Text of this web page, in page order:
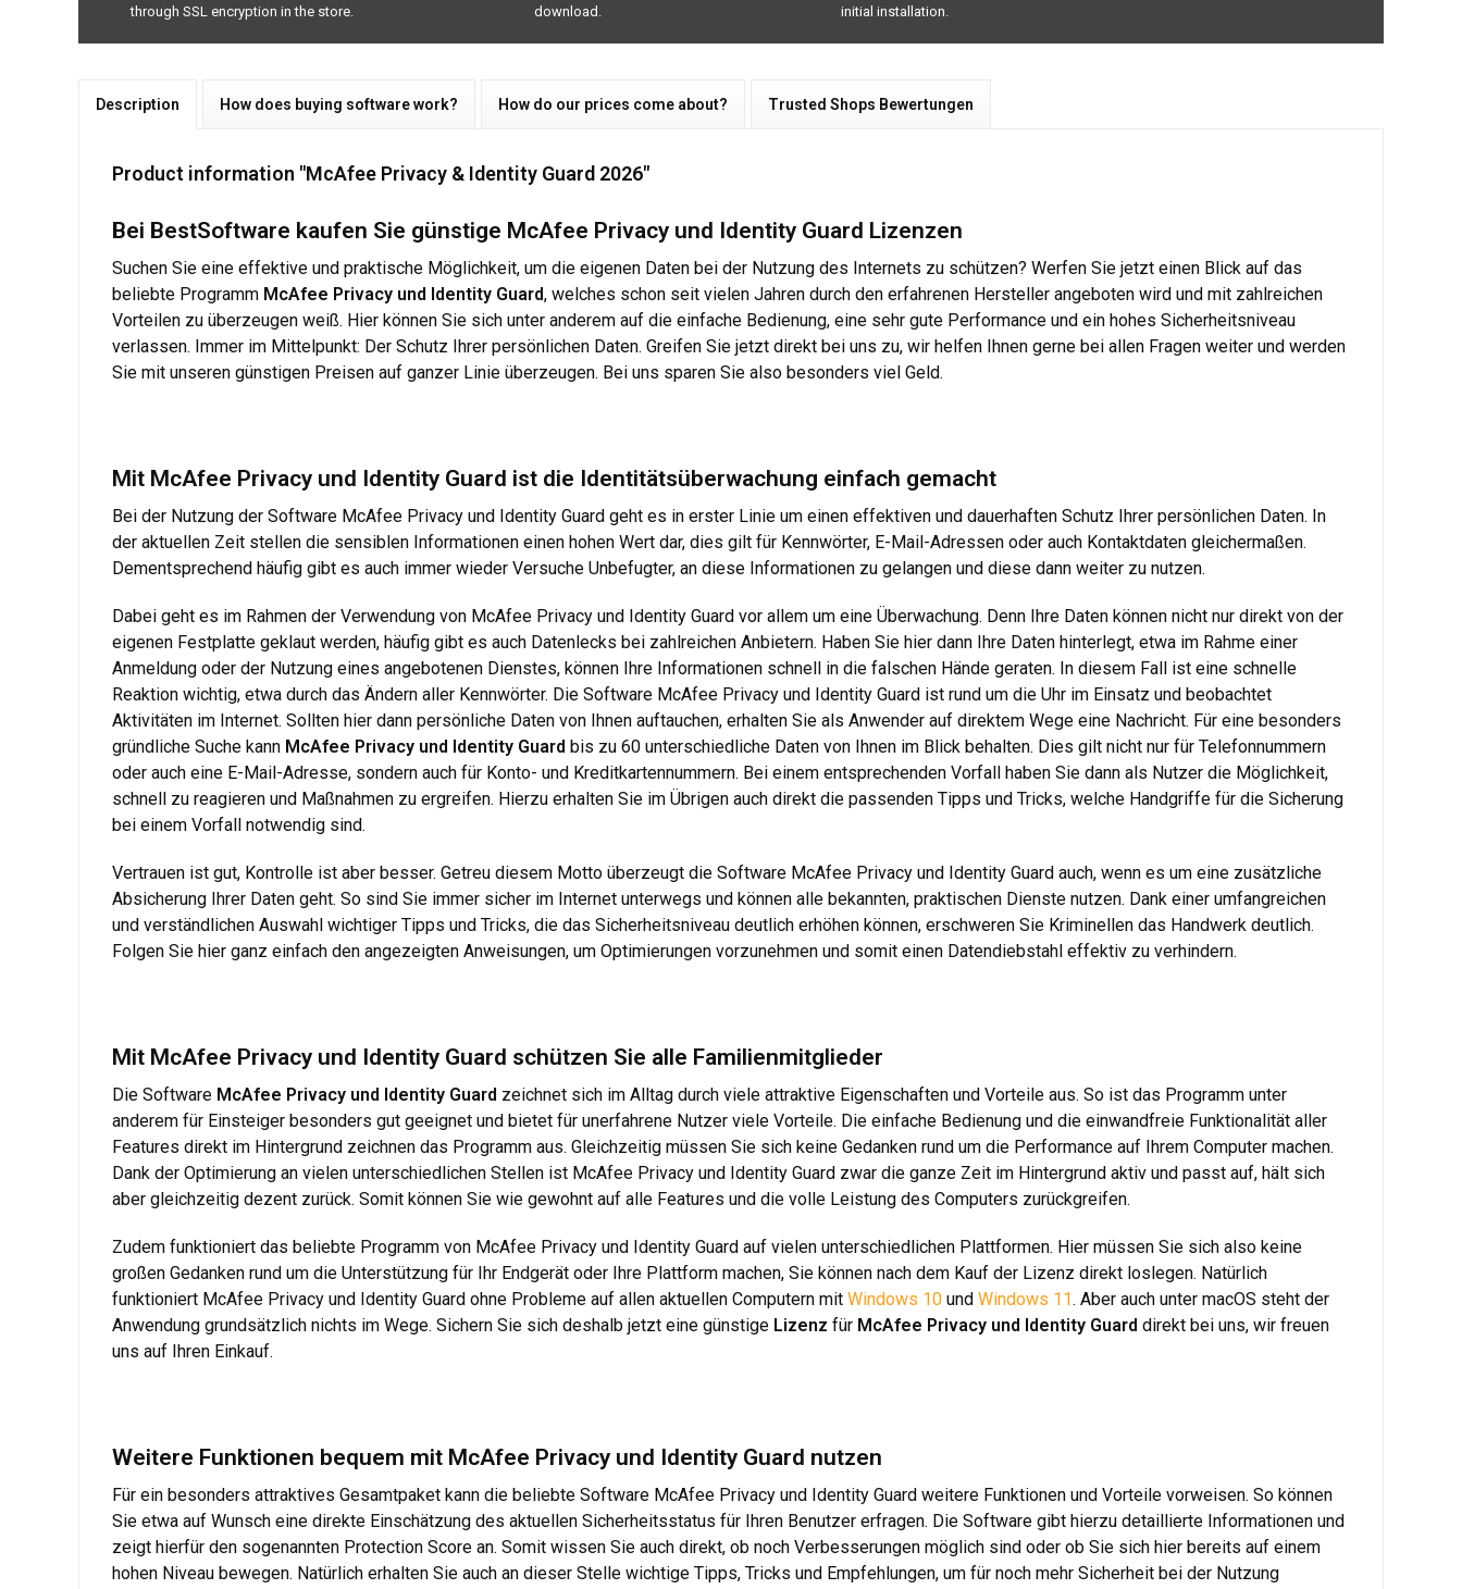
through SSL encryption in the store.
download.
initial installation.
Description How does buying software work? How do our prices come about? Trusted Shops Bewertungen
Product information "McAfee Privacy & Identity Guard 2026"
Bei BestSoftware kaufen Sie günstige McAfee Privacy und Identity Guard Lizenzen
Suchen Sie eine effektive und praktische Möglichkeit, um die eigenen Daten bei der Nutzung des Internets zu schützen? Werfen Sie jetzt einen Blick auf das
beliebte Programm McAfee Privacy und Identity Guard, welches schon seit vielen Jahren durch den erfahrenen Hersteller angeboten wird und mit zahlreichen
Vorteilen zu überzeugen weiß. Hier können Sie sich unter anderem auf die einfache Bedienung, eine sehr gute Performance und ein hohes Sicherheitsniveau
verlassen. Immer im Mittelpunkt: Der Schutz Ihrer persönlichen Daten. Greifen Sie jetzt direkt bei uns zu, wir helfen Ihnen gerne bei allen Fragen weiter und werden
Sie mit unseren günstigen Preisen auf ganzer Linie überzeugen. Bei uns sparen Sie also besonders viel Geld.
Mit McAfee Privacy und Identity Guard ist die Identitätsüberwachung einfach gemacht
Bei der Nutzung der Software McAfee Privacy und Identity Guard geht es in erster Linie um einen effektiven und dauerhaften Schutz Ihrer persönlichen Daten. In
der aktuellen Zeit stellen die sensiblen Informationen einen hohen Wert dar, dies gilt für Kennwörter, E-Mail-Adressen oder auch Kontaktdaten gleichermaßen.
Dementsprechend häufig gibt es auch immer wieder Versuche Unbefugter, an diese Informationen zu gelangen und diese dann weiter zu nutzen.
Dabei geht es im Rahmen der Verwendung von McAfee Privacy und Identity Guard vor allem um eine Überwachung. Denn Ihre Daten können nicht nur direkt von der
eigenen Festplatte geklaut werden, häufig gibt es auch Datenlecks bei zahlreichen Anbietern. Haben Sie hier dann Ihre Daten hinterlegt, etwa im Rahme einer
Anmeldung oder der Nutzung eines angebotenen Dienstes, können Ihre Informationen schnell in die falschen Hände geraten. In diesem Fall ist eine schnelle
Reaktion wichtig, etwa durch das Ändern aller Kennwörter. Die Software McAfee Privacy und Identity Guard ist rund um die Uhr im Einsatz und beobachtet
Aktivitäten im Internet. Sollten hier dann persönliche Daten von Ihnen auftauchen, erhalten Sie als Anwender auf direktem Wege eine Nachricht. Für eine besonders
gründliche Suche kann McAfee Privacy und Identity Guard bis zu 60 unterschiedliche Daten von Ihnen im Blick behalten. Dies gilt nicht nur für Telefonnummern
oder auch eine E-Mail-Adresse, sondern auch für Konto- und Kreditkartennummern. Bei einem entsprechenden Vorfall haben Sie dann als Nutzer die Möglichkeit,
schnell zu reagieren und Maßnahmen zu ergreifen. Hierzu erhalten Sie im Übrigen auch direkt die passenden Tipps und Tricks, welche Handgriffe für die Sicherung
bei einem Vorfall notwendig sind.
Vertrauen ist gut, Kontrolle ist aber besser. Getreu diesem Motto überzeugt die Software McAfee Privacy und Identity Guard auch, wenn es um eine zusätzliche
Absicherung Ihrer Daten geht. So sind Sie immer sicher im Internet unterwegs und können alle bekannten, praktischen Dienste nutzen. Dank einer umfangreichen
und verständlichen Auswahl wichtiger Tipps und Tricks, die das Sicherheitsniveau deutlich erhöhen können, erschweren Sie Kriminellen das Handwerk deutlich.
Folgen Sie hier ganz einfach den angezeigten Anweisungen, um Optimierungen vorzunehmen und somit einen Datendiebstahl effektiv zu verhindern.
Mit McAfee Privacy und Identity Guard schützen Sie alle Familienmitglieder
Die Software McAfee Privacy und Identity Guard zeichnet sich im Alltag durch viele attraktive Eigenschaften und Vorteile aus. So ist das Programm unter
anderem für Einsteiger besonders gut geeignet und bietet für unerfahrene Nutzer viele Vorteile. Die einfache Bedienung und die einwandfreie Funktionalität aller
Features direkt im Hintergrund zeichnen das Programm aus. Gleichzeitig müssen Sie sich keine Gedanken rund um die Performance auf Ihrem Computer machen.
Dank der Optimierung an vielen unterschiedlichen Stellen ist McAfee Privacy und Identity Guard zwar die ganze Zeit im Hintergrund aktiv und passt auf, hält sich
aber gleichzeitig dezent zurück. Somit können Sie wie gewohnt auf alle Features und die volle Leistung des Computers zurückgreifen.
Zudem funktioniert das beliebte Programm von McAfee Privacy und Identity Guard auf vielen unterschiedlichen Plattformen. Hier müssen Sie sich also keine
großen Gedanken rund um die Unterstützung für Ihr Endgerät oder Ihre Plattform machen, Sie können nach dem Kauf der Lizenz direkt loslegen. Natürlich
funktioniert McAfee Privacy und Identity Guard ohne Probleme auf allen aktuellen Computern mit Windows 10 und Windows 11. Aber auch unter macOS steht der
Anwendung grundsätzlich nichts im Wege. Sichern Sie sich deshalb jetzt eine günstige Lizenz für McAfee Privacy und Identity Guard direkt bei uns, wir freuen
uns auf Ihren Einkauf.
Weitere Funktionen bequem mit McAfee Privacy und Identity Guard nutzen
Für ein besonders attraktives Gesamtpaket kann die beliebte Software McAfee Privacy und Identity Guard weitere Funktionen und Vorteile vorweisen. So können
Sie etwa auf Wunsch eine direkte Einschätzung des aktuellen Sicherheitsstatus für Ihren Benutzer erfragen. Die Software gibt hierzu detaillierte Informationen und
zeigt hierfür den sogenannten Protection Score an. Somit wissen Sie auch direkt, ob noch Verbesserungen möglich sind oder ob Sie sich hier bereits auf einem
hohen Niveau bewegen. Natürlich erhalten Sie auch an dieser Stelle wichtige Tipps, Tricks und Empfehlungen, um für noch mehr Sicherheit bei der Nutzung